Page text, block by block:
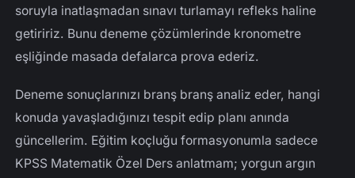
soruyla inatlaşmadan sınavı turlamayı refleks haline
getiririz. Bunu deneme çözümlerinde kronometre
eşliğinde masada defalarca prova ederiz.
Deneme sonuçlarınızı branş branş analiz eder, hangi
konuda yavaşladığınızı tespit edip planı anında
güncellerim. Eğitim koçluğu formasyonumla sadece
KPSS Matematik Özel Ders anlatmam; yorgun argın